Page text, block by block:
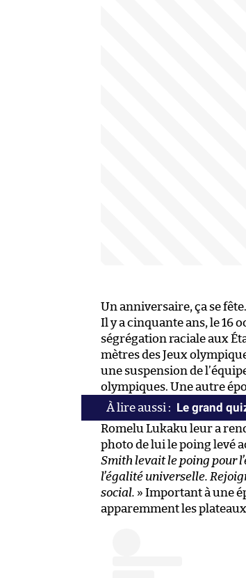
Un anniversaire, ça se fête.
Il y a cinquante ans, le 16
ségrégation raciale aux
mètres des Jeux
une suspension de
olympiques. Une autre
Le grand
Romelu Lukaku leur a
photo de lui le poing levé
Smith levait le poing pour
l’égalité universelle.
social. » Important à une
apparemment les